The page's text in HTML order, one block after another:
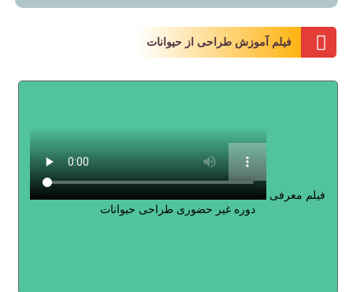
فیلم آموزش طراحی از حیوانات
فیلم معرفی
دوره غیر حضوری طراحی حیوانات